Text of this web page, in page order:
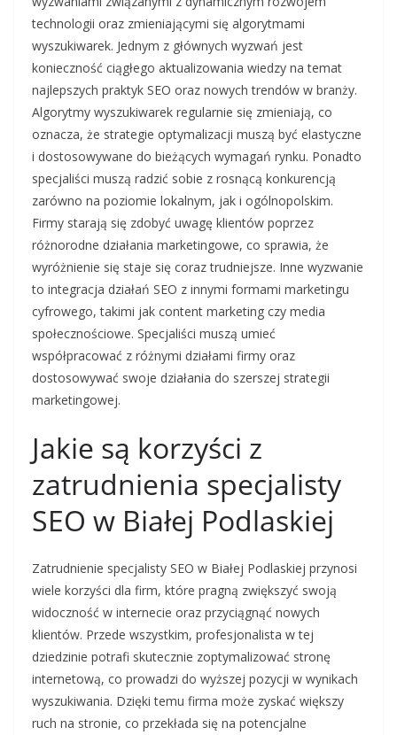
technologii oraz zmieniającymi się algorytmami
wyszukiwarek. Jednym z głównych wyzwań jest
konieczność ciągłego aktualizowania wiedzy na temat
najlepszych praktyk SEO oraz nowych trendów w branży.
Algorytmy wyszukiwarek regularnie się zmieniają, co
oznacza, że strategie optymalizacji muszą być elastyczne
i dostosowywane do bieżących wymagań rynku. Ponadto
specjaliści muszą radzić sobie z rosnącą konkurencją
zarówno na poziomie lokalnym, jak i ogólnopolskim.
Firmy starają się zdobyć uwagę klientów poprzez
różnorodne działania marketingowe, co sprawia, że
wyróżnienie się staje się coraz trudniejsze. Inne wyzwanie
to integracja działań SEO z innymi formami marketingu
cyfrowego, takimi jak content marketing czy media
społecznościowe. Specjaliści muszą umieć
współpracować z różnymi działami firmy oraz
dostosowywać swoje działania do szerszej strategii
marketingowej.
Jakie są korzyści z
zatrudnienia specjalisty
SEO w Białej Podlaskiej
Zatrudnienie specjalisty SEO w Białej Podlaskiej przynosi
wiele korzyści dla firm, które pragną zwiększyć swoją
widoczność w internecie oraz przyciągnąć nowych
klientów. Przede wszystkim, profesjonalista w tej
dziedzinie potrafi skutecznie zoptymalizować stronę
internetową, co prowadzi do wyższej pozycji w wynikach
wyszukiwania. Dzięki temu firma może zyskać większy
ruch na stronie, co przekłada się na potencjalne